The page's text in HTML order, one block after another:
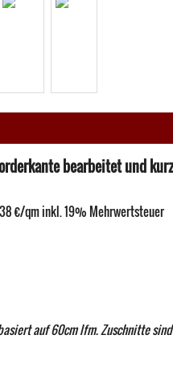
bearbeitet und
€/qm inkl. 19% Mehrwertsteuer
auf 60cm lfm. Zuschnitte